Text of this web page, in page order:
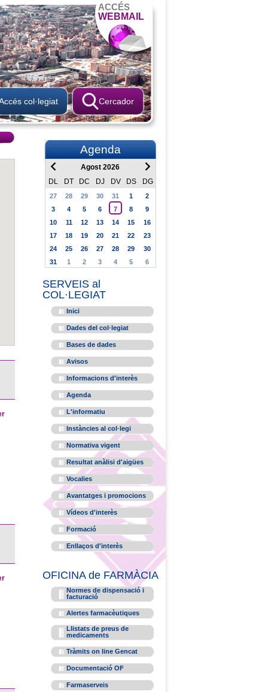
ACCÉS
WEBMAIL
Cercador
col·legiat
Agenda
Agost 2026
DL
DT DC DJ DV DS DG
27 28 29 30 31 1
2
3
4 5 6 7 8
9
10
11 12 13 14 15
16
17
18 19 20 21 22
23
24
25 26 27 28 29
30
31
1 2 3 4 5 6
SERVEIS al
COL·LEGIAT
Inici
Dades del col·legiat
Bases de dades
Avisos
Informacions d'interès
Agenda
L'informatiu
Instàncies al col·legi
Normativa vigent
Resultat anàlisi d'aigües
Vocalies
Avantatges i promocions
Vídeos d'interès
Formació
Enllaços d'interès
OFICINA de FARMÀCIA
Normes de dispensació i
facturació
Alertes farmacèutiques
Llistats de preus de
medicaments
Tràmits on line Gencat
Documentació OF
Farmaserveis